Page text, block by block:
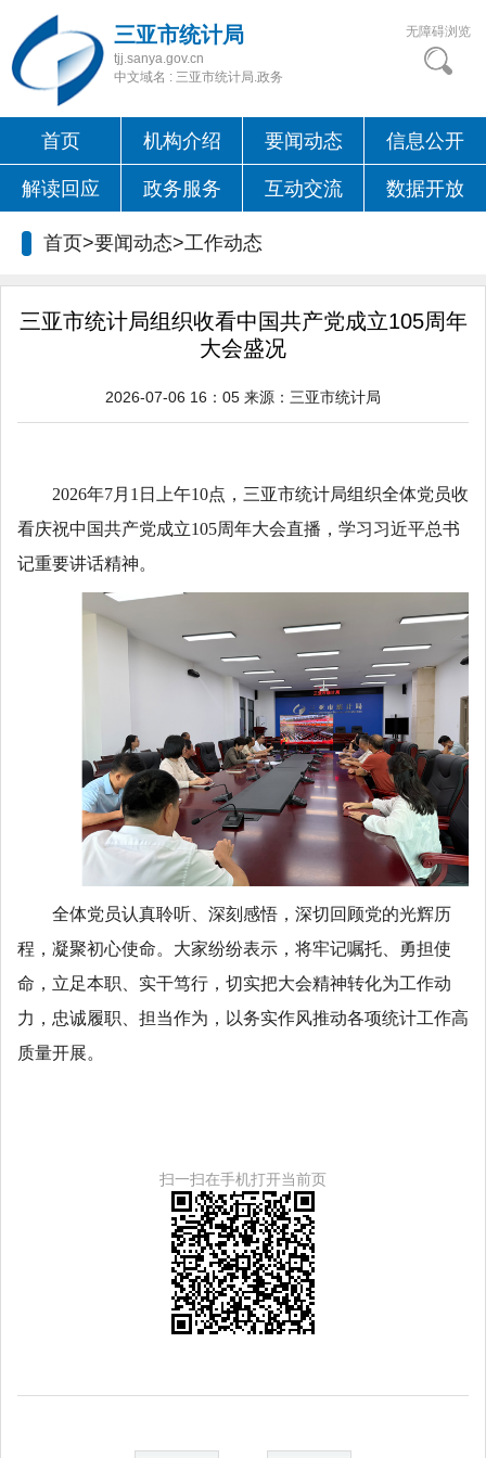
三亚市统计局
tjj.sanya.gov.cn
中文域名 : 三亚市统计局.政务
无障碍浏览
首页 机构介绍 要闻动态 信息公开
解读回应 政务服务 互动交流 数据开放
首页>要闻动态>工作动态
三亚市统计局组织收看中国共产党成立105周年
大会盛况
2026-07-06 16：05 来源： 三亚市统计局
2026年7月1日上午10点，三亚市统计局组织全体党员收
看庆祝中国共产党成立105周年大会直播，学习习近平总书
记重要讲话精神。
全体党员认真聆听、深刻感悟，深切回顾党的光辉历
程，凝聚初心使命。大家纷纷表示，将牢记嘱托、勇担使
命，立足本职、实干笃行，切实把大会精神转化为工作动
力，忠诚履职、担当作为，以务实作风推动各项统计工作高
质量开展。
扫一扫在手机打开当前页